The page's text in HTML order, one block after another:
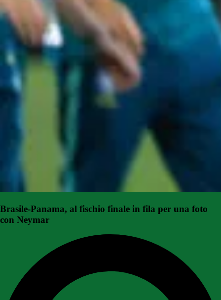
Brasile-Panama, al fischio finale in fila per una foto
con Neymar